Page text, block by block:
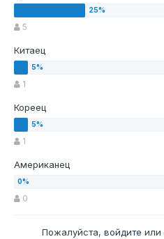
5
Китаец
1
Кореец
1
Американец
0
Пожалуйста, войдите или